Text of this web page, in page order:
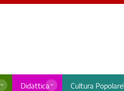
Didattica Cultura Popolare